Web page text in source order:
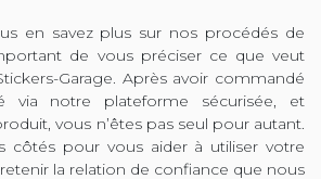
en savez plus sur nos procédés de
de vous préciser ce que veut
Garage. Après avoir commandé
via notre plateforme sécurisée, et
vous n’êtes pas seul pour autant.
côtés pour vous aider à utiliser votre
la relation de confiance que nous